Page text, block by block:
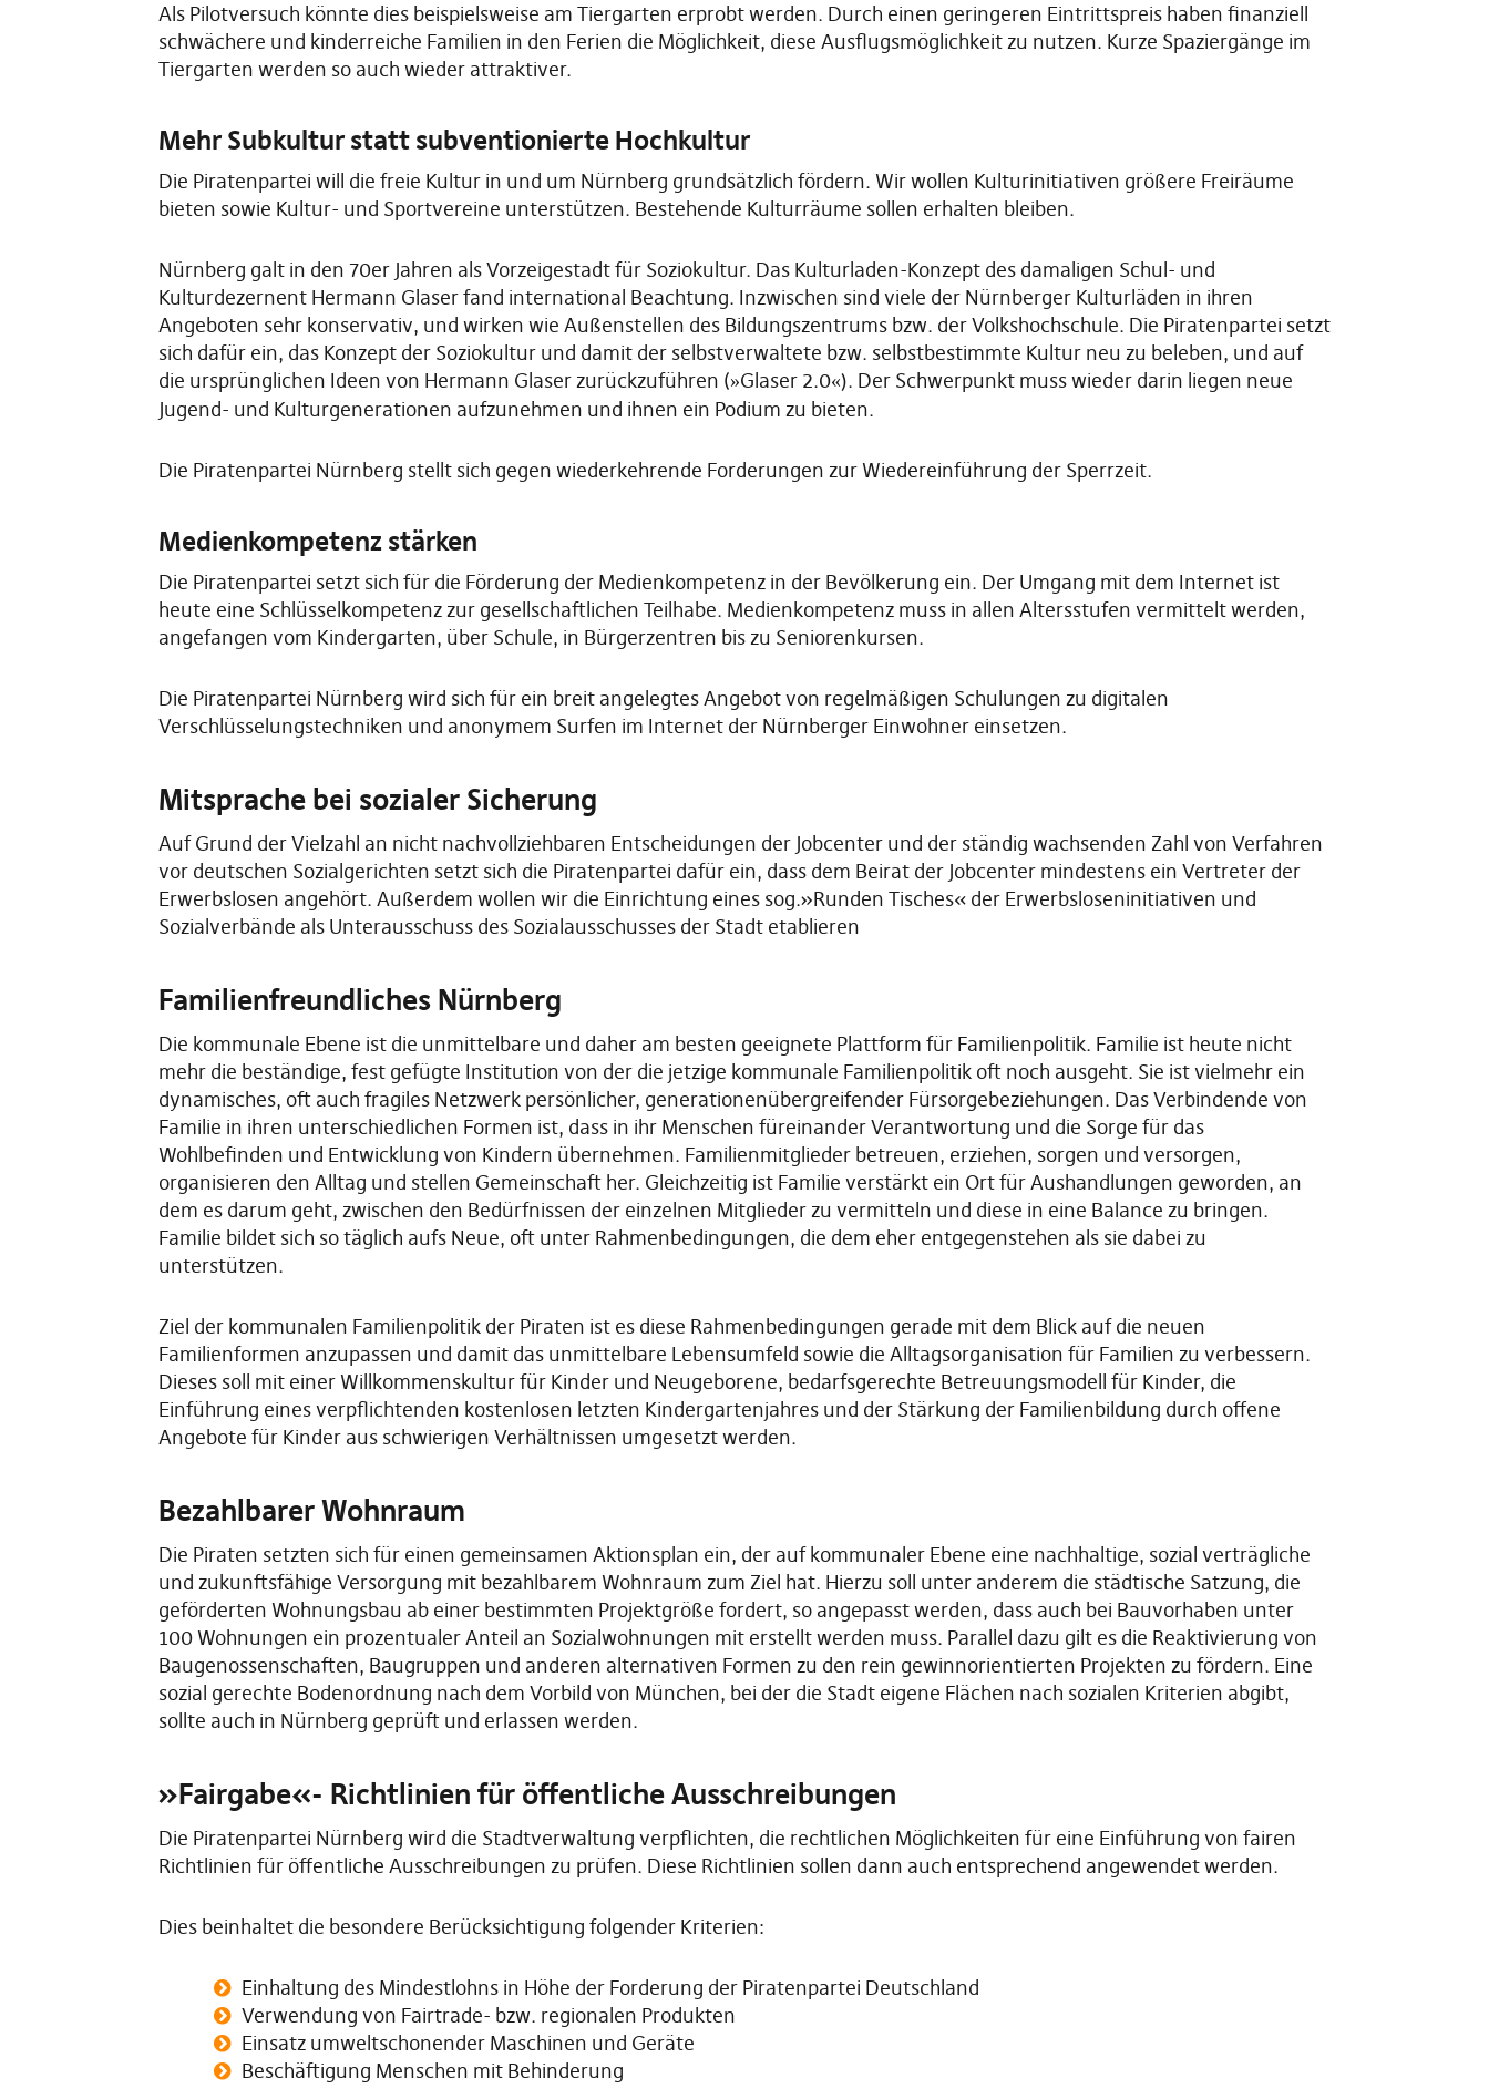
Als Pilotversuch könnte dies beispielsweise am Tiergarten erprobt werden. Durch einen geringeren Eintrittspreis haben finanziell
schwächere und kinderreiche Familien in den Ferien die Möglichkeit, diese Ausflugsmöglichkeit zu nutzen. Kurze Spaziergänge im
Tiergarten werden so auch wieder attraktiver.
Mehr Subkultur statt subventionierte Hochkultur
Die Piratenpartei will die freie Kultur in und um Nürnberg grundsätzlich fördern. Wir wollen Kulturinitiativen größere Freiräume
bieten sowie Kultur- und Sportvereine unterstützen. Bestehende Kulturräume sollen erhalten bleiben.
Nürnberg galt in den 70er Jahren als Vorzeigestadt für Soziokultur. Das Kulturladen-Konzept des damaligen Schul- und
Kulturdezernent Hermann Glaser fand international Beachtung. Inzwischen sind viele der Nürnberger Kulturläden in ihren
Angeboten sehr konservativ, und wirken wie Außenstellen des Bildungszentrums bzw. der Volkshochschule. Die Piratenpartei setzt
sich dafür ein, das Konzept der Soziokultur und damit der selbstverwaltete bzw. selbstbestimmte Kultur neu zu beleben, und auf
die ursprünglichen Ideen von Hermann Glaser zurückzuführen (»Glaser 2.0«). Der Schwerpunkt muss wieder darin liegen neue
Jugend- und Kulturgenerationen aufzunehmen und ihnen ein Podium zu bieten.
Die Piratenpartei Nürnberg stellt sich gegen wiederkehrende Forderungen zur Wiedereinführung der Sperrzeit.
Medienkompetenz stärken
Die Piratenpartei setzt sich für die Förderung der Medienkompetenz in der Bevölkerung ein. Der Umgang mit dem Internet ist
heute eine Schlüsselkompetenz zur gesellschaftlichen Teilhabe. Medienkompetenz muss in allen Altersstufen vermittelt werden,
angefangen vom Kindergarten, über Schule, in Bürgerzentren bis zu Seniorenkursen.
Die Piratenpartei Nürnberg wird sich für ein breit angelegtes Angebot von regelmäßigen Schulungen zu digitalen
Verschlüsselungstechniken und anonymem Surfen im Internet der Nürnberger Einwohner einsetzen.
Mitsprache bei sozialer Sicherung
Auf Grund der Vielzahl an nicht nachvollziehbaren Entscheidungen der Jobcenter und der ständig wachsenden Zahl von Verfahren
vor deutschen Sozialgerichten setzt sich die Piratenpartei dafür ein, dass dem Beirat der Jobcenter mindestens ein Vertreter der
Erwerbslosen angehört. Außerdem wollen wir die Einrichtung eines sog.»Runden Tisches« der Erwerbsloseninitiativen und
Sozialverbände als Unterausschuss des Sozialausschusses der Stadt etablieren
Familienfreundliches Nürnberg
Die kommunale Ebene ist die unmittelbare und daher am besten geeignete Plattform für Familienpolitik. Familie ist heute nicht
mehr die beständige, fest gefügte Institution von der die jetzige kommunale Familienpolitik oft noch ausgeht. Sie ist vielmehr ein
dynamisches, oft auch fragiles Netzwerk persönlicher, generationenübergreifender Fürsorgebeziehungen. Das Verbindende von
Familie in ihren unterschiedlichen Formen ist, dass in ihr Menschen füreinander Verantwortung und die Sorge für das
Wohlbefinden und Entwicklung von Kindern übernehmen. Familienmitglieder betreuen, erziehen, sorgen und versorgen,
organisieren den Alltag und stellen Gemeinschaft her. Gleichzeitig ist Familie verstärkt ein Ort für Aushandlungen geworden, an
dem es darum geht, zwischen den Bedürfnissen der einzelnen Mitglieder zu vermitteln und diese in eine Balance zu bringen.
Familie bildet sich so täglich aufs Neue, oft unter Rahmenbedingungen, die dem eher entgegenstehen als sie dabei zu
unterstützen.
Ziel der kommunalen Familienpolitik der Piraten ist es diese Rahmenbedingungen gerade mit dem Blick auf die neuen
Familienformen anzupassen und damit das unmittelbare Lebensumfeld sowie die Alltagsorganisation für Familien zu verbessern.
Dieses soll mit einer Willkommenskultur für Kinder und Neugeborene, bedarfsgerechte Betreuungsmodell für Kinder, die
Einführung eines verpflichtenden kostenlosen letzten Kindergartenjahres und der Stärkung der Familienbildung durch offene
Angebote für Kinder aus schwierigen Verhältnissen umgesetzt werden.
Bezahlbarer Wohnraum
Die Piraten setzten sich für einen gemeinsamen Aktionsplan ein, der auf kommunaler Ebene eine nachhaltige, sozial verträgliche
und zukunftsfähige Versorgung mit bezahlbarem Wohnraum zum Ziel hat. Hierzu soll unter anderem die städtische Satzung, die
geförderten Wohnungsbau ab einer bestimmten Projektgröße fordert, so angepasst werden, dass auch bei Bauvorhaben unter
100 Wohnungen ein prozentualer Anteil an Sozialwohnungen mit erstellt werden muss. Parallel dazu gilt es die Reaktivierung von
Baugenossenschaften, Baugruppen und anderen alternativen Formen zu den rein gewinnorientierten Projekten zu fördern. Eine
sozial gerechte Bodenordnung nach dem Vorbild von München, bei der die Stadt eigene Flächen nach sozialen Kriterien abgibt,
sollte auch in Nürnberg geprüft und erlassen werden.
»Fairgabe«- Richtlinien für öffentliche Ausschreibungen
Die Piratenpartei Nürnberg wird die Stadtverwaltung verpflichten, die rechtlichen Möglichkeiten für eine Einführung von fairen
Richtlinien für öffentliche Ausschreibungen zu prüfen. Diese Richtlinien sollen dann auch entsprechend angewendet werden.
Dies beinhaltet die besondere Berücksichtigung folgender Kriterien:
Einhaltung des Mindestlohns in Höhe der Forderung der Piratenpartei Deutschland
Verwendung von Fairtrade- bzw. regionalen Produkten
Einsatz umweltschonender Maschinen und Geräte
Beschäftigung Menschen mit Behinderung